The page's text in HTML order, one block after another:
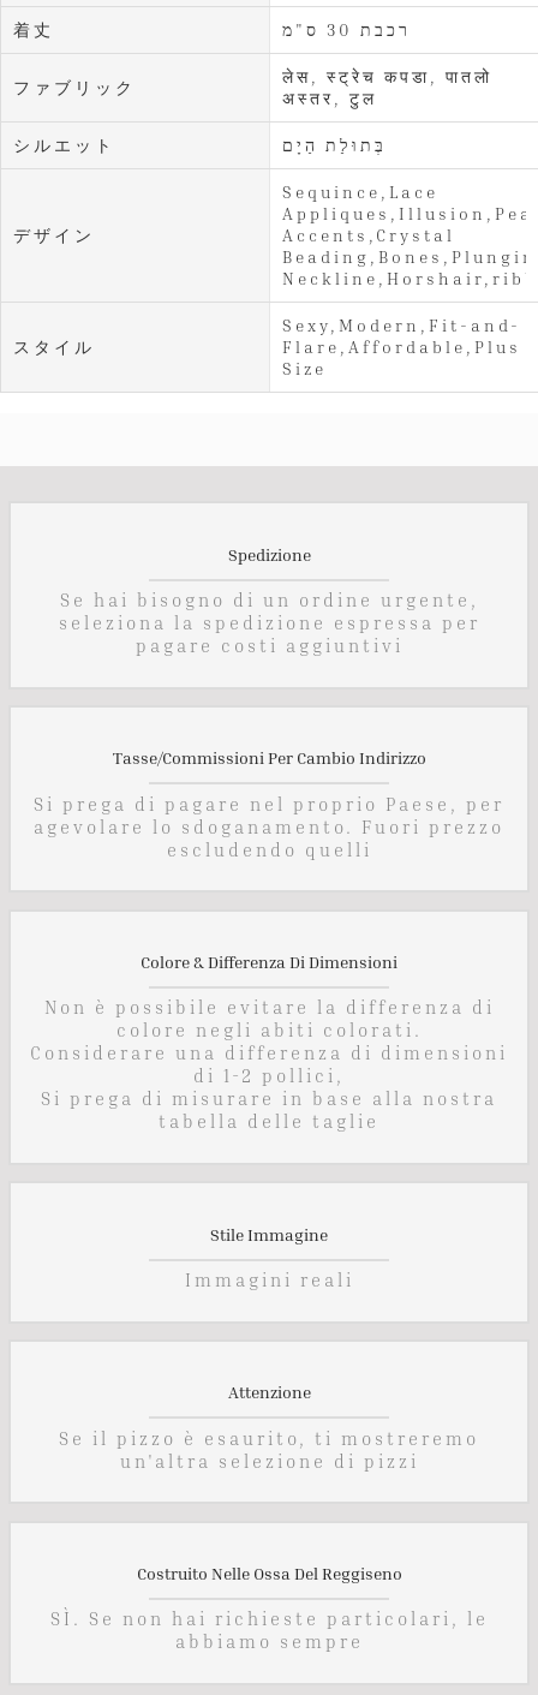
着丈 רכבת 30 ס"מ
ファブリック
लेस, स्ट्रेच कपडा, पातलो
अस्तर, टुल
シルエット בְּתוּלַת הַיָם
デザイン
Sequince,Lace
Accents,Crystal
スタイル
Sexy,Modern,Fit-and-
Flare,Affordable,Plus
Size
Spedizione
Se hai bisogno di un ordine urgente,
seleziona la spedizione espressa per
pagare costi aggiuntivi
Tasse/Commissioni Per Cambio Indirizzo
Si prega di pagare nel proprio Paese, per
agevolare lo sdoganamento. Fuori prezzo
escludendo quelli
Colore & Differenza Di Dimensioni
Non è possibile evitare la differenza di
colore negli abiti colorati.
Considerare una differenza di dimensioni
di 1-2 pollici,
Si prega di misurare in base alla nostra
tabella delle taglie
Stile Immagine
Immagini reali
Attenzione
Se il pizzo è esaurito, ti mostreremo
un'altra selezione di pizzi
Costruito Nelle Ossa Del Reggiseno
SÌ. Se non hai richieste particolari, le
abbiamo sempre